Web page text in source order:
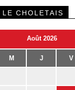
CHOLETAIS
Août 2026
M J V